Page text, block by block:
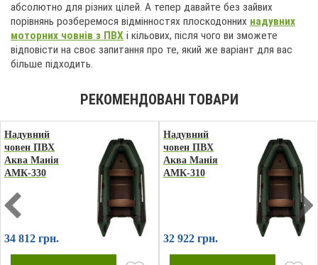
абсолютно для різних цілей. А тепер давайте без зайвих
порівнянь розберемося відмінностях плоскодонних надувних
моторних човнів з ПВХ і кільових, після чого ви зможете
відповісти на своє запитання про те, який же варіант для вас
більше підходить.
Надувний
човен ПВХ
Аква Манія
АМК-330
34 812 грн.
Надувний
човен ПВХ
Аква Манія
АМК-310
32 922 грн.